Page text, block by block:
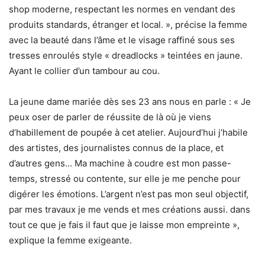
shop moderne, respectant les normes en vendant des
produits standards, étranger et local. », précise la femme
avec la beauté dans l’âme et le visage raffiné sous ses
tresses enroulés style « dreadlocks » teintées en jaune.
Ayant le collier d’un tambour au cou.
La jeune dame mariée dès ses 23 ans nous en parle : « Je
peux oser de parler de réussite de là où je viens
d’habillement de poupée à cet atelier. Aujourd’hui j’habile
des artistes, des journalistes connus de la place, et
d’autres gens… Ma machine à coudre est mon passe-
temps, stressé ou contente, sur elle je me penche pour
digérer les émotions. L’argent n’est pas mon seul objectif,
par mes travaux je me vends et mes créations aussi. dans
tout ce que je fais il faut que je laisse mon empreinte »,
explique la femme exigeante.